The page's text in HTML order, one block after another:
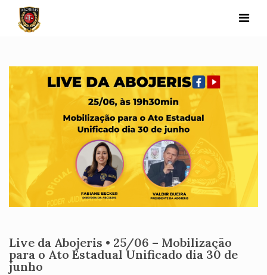
content
Live da Abojeris • 25/06 – Mobilização
para o Ato Estadual Unificado dia 30 de
junho